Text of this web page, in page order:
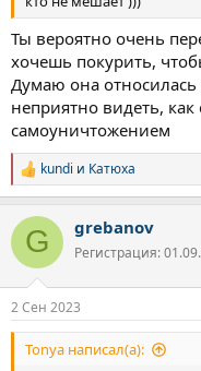
Брату несколько раз
или нет)) 5 раз удалял
И вот щас идёт торг
борюсь с тягой ,то
можно. С кентом по
говорю думаю дуну
сам понимаю если дуну
лупасить как не в себя
Но *** желания курнуть
вообще (
И вот хочу узнать у кого
Ты вероятно очень
хочешь покурить,
Думаю она относилась
неприятно видеть,
самоуничтожением
Р
е
к
ц
и
kundi и Катюха
G grebanov
Регистрация:
2 Сен 2023
Tonya написал(а):